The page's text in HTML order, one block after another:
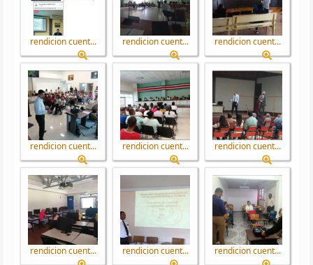
rendicion cuent... rendicion cuent... rendicion cuent...
rendicion cuent... rendicion cuent... rendicion cuent...
rendicion cuent... rendicion cuent... rendicion cuent...